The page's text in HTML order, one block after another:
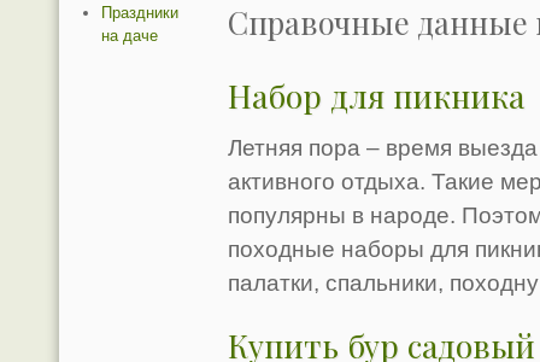
Справочные
Набор для пикника
Летняя пора – время
активного отдыха. Такие
популярны в народе.
походные наборы для
палатки, спальники,
Купить бур
Праздники
на даче